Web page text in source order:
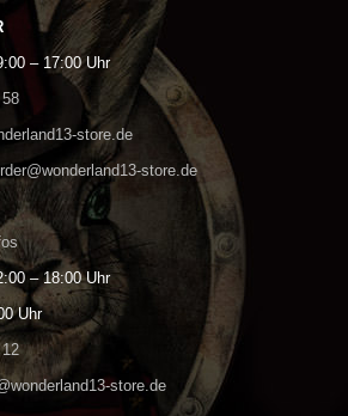
– 17:00 Uhr
store.de
store.de
– 18:00 Uhr
Uhr
store.de